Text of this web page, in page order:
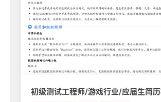
初级测试工程师/游戏行业/应届生简